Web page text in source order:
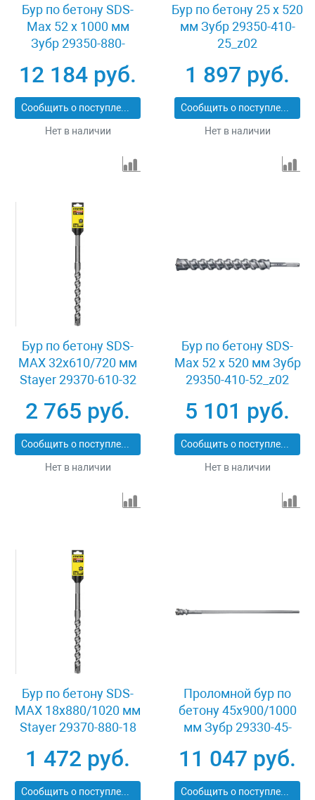
Бур по бетону SDS-
Max 52 x 1000 мм
Зубр 29350-880-
12 184 руб.
Сообщить о поступлении
Нет в наличии
Бур по бетону 25 x 520
мм Зубр 29350-410-
25_z02
1 897 руб.
Сообщить о поступлении
Нет в наличии
Бур по бетону SDS-
MAX 32x610/720 мм
Stayer 29370-610-32
2 765 руб.
Сообщить о поступлении
Нет в наличии
Бур по бетону SDS-
Max 52 x 520 мм Зубр
29350-410-52_z02
5 101 руб.
Сообщить о поступлении
Нет в наличии
Бур по бетону SDS-
MAX 18x880/1020 мм
Stayer 29370-880-18
1 472 руб.
Сообщить о поступлении
Проломной бур по
бетону 45х900/1000
мм Зубр 29330-45-
11 047 руб.
Сообщить о поступлении